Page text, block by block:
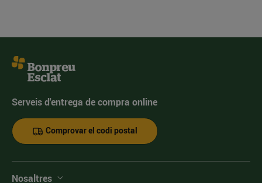
Serveis d'entrega de compra online
Comprovar el codi postal
Nosaltres